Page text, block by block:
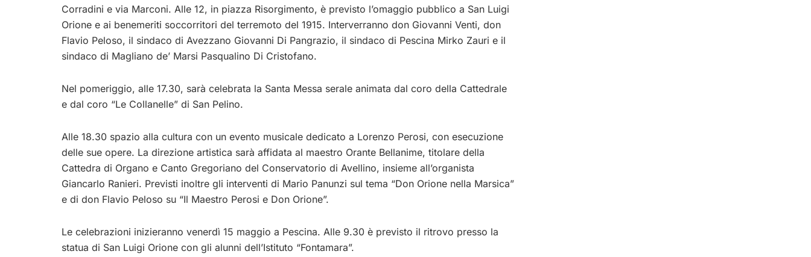
Corradini e via Marconi. Alle 12, in piazza Risorgimento, è previsto l’omaggio pubblico a San Luigi
Orione e ai benemeriti soccorritori del terremoto del 1915. Interverranno don Giovanni Venti, don
Flavio Peloso, il sindaco di Avezzano Giovanni Di Pangrazio, il sindaco di Pescina Mirko Zauri e il
sindaco di Magliano de’ Marsi Pasqualino Di Cristofano.
Nel pomeriggio, alle 17.30, sarà celebrata la Santa Messa serale animata dal coro della Cattedrale
e dal coro “Le Collanelle” di San Pelino.
Alle 18.30 spazio alla cultura con un evento musicale dedicato a Lorenzo Perosi, con esecuzione
delle sue opere. La direzione artistica sarà affidata al maestro Orante Bellanime, titolare della
Cattedra di Organo e Canto Gregoriano del Conservatorio di Avellino, insieme all’organista
Giancarlo Ranieri. Previsti inoltre gli interventi di Mario Panunzi sul tema “Don Orione nella Marsica”
e di don Flavio Peloso su “Il Maestro Perosi e Don Orione”.
Le celebrazioni inizieranno venerdì 15 maggio a Pescina. Alle 9.30 è previsto il ritrovo presso la
statua di San Luigi Orione con gli alunni dell’Istituto “Fontamara”.